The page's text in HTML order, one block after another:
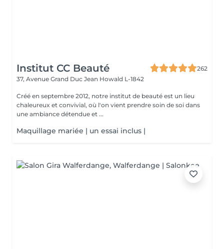
Institut CC Beauté
262
37, Avenue Grand Duc Jean Howald L-1842
Créé en septembre 2012, notre institut de beauté est un lieu
chaleureux et convivial, où l'on vient prendre soin de soi dans
une ambiance détendue et ...
Maquillage mariée | un essai inclus |